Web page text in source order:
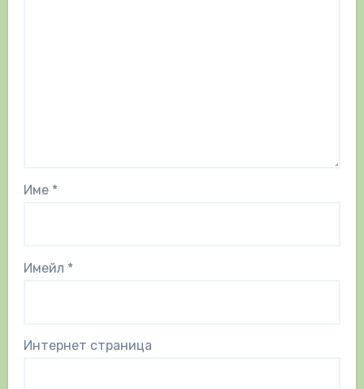
Име *
Имейл *
Интернет страница